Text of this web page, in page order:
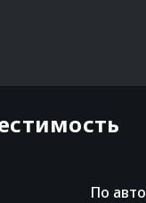
По авто